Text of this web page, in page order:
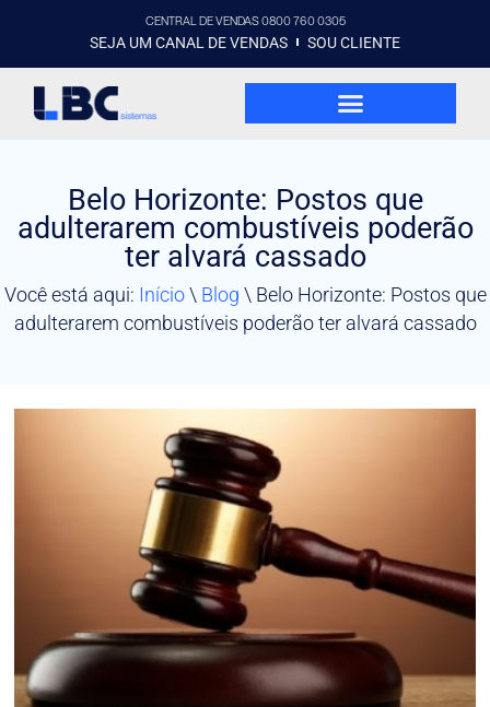
CENTRAL DE VENDAS 0800 760 0305
SEJA UM CANAL DE VENDAS SOU CLIENTE
Belo Horizonte: Postos que
adulterarem combustíveis poderão
ter alvará cassado
Você está aqui: Início\ Blog \ Belo Horizonte: Postos que
adulterarem combustíveis poderão ter alvará cassado